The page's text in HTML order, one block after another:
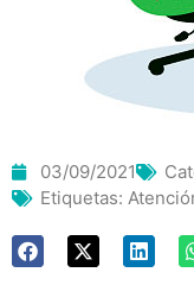
03/09/2021
Etiquetas: